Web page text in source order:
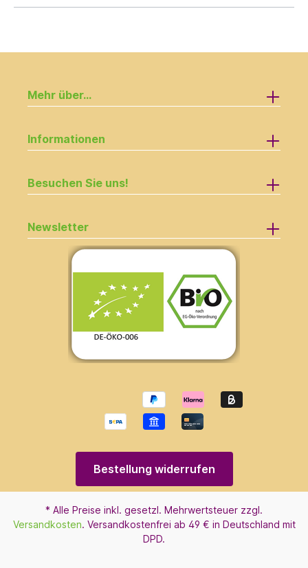
Mehr über...
Informationen
Besuchen Sie uns!
Newsletter
Bestellung widerrufen
* Alle Preise inkl. gesetzl. Mehrwertsteuer zzgl.
Versandkosten. Versandkostenfrei ab 49 € in Deutschland mit
DPD.